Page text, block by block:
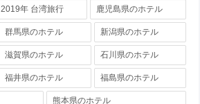
2019年 台湾旅行 鹿児島県のホテル
群馬県のホテル 新潟県のホテル
滋賀県のホテル 石川県のホテル
福井県のホテル 福島県のホテル
熊本県のホテル